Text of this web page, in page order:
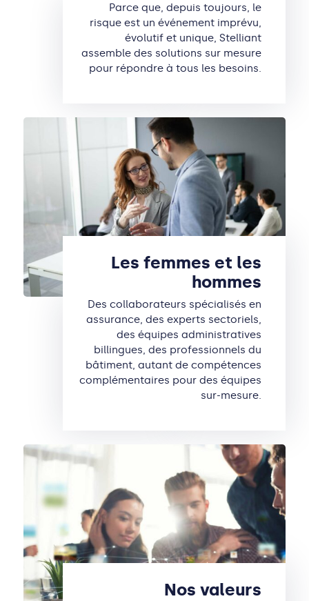
Parce que, depuis toujours, le
risque est un événement imprévu,
évolutif et unique, Stelliant
assemble des solutions sur mesure
pour répondre à tous les besoins.
Les femmes et les
hommes
Des collaborateurs spécialisés en
assurance, des experts sectoriels,
des équipes administratives
billingues, des professionnels du
bâtiment, autant de compétences
complémentaires pour des équipes
sur-mesure.
Nos valeurs